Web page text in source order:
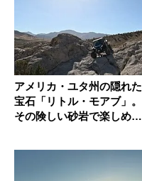
アメリカ・ユタ州の隠れた
宝石「リトル・モアブ」。
その険しい砂岩で楽しめる